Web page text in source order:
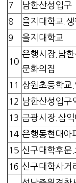
7
남한산성입구
8
을지대학교.
9
을지대학교
10
은행시장.남
문화의집
11 상원초등학교
12 남한산성입구
13 금광시장.삼익
14 은행동현대아
15 신구대학후문.
16 신구대학사거